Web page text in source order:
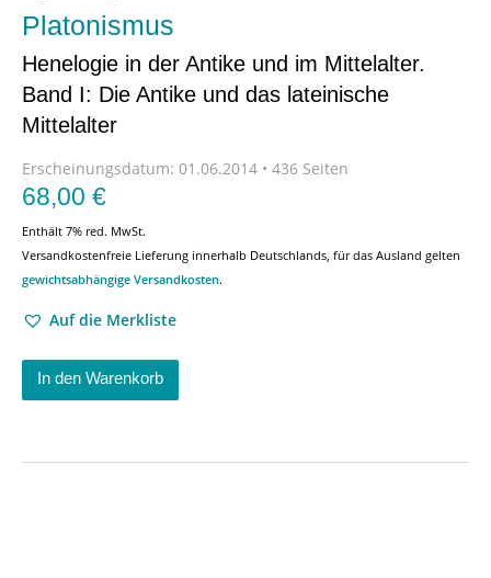
Platonismus
Henelogie in der Antike und im Mittelalter.
Band I: Die Antike und das lateinische
Mittelalter
Erscheinungsdatum: 01.06.2014 • 436 Seiten
68,00 €
Enthält 7% red. MwSt.
Versandkostenfreie Lieferung innerhalb Deutschlands, für das Ausland gelten
gewichtsabhängige Versandkosten.
Auf die Merkliste
In den Warenkorb